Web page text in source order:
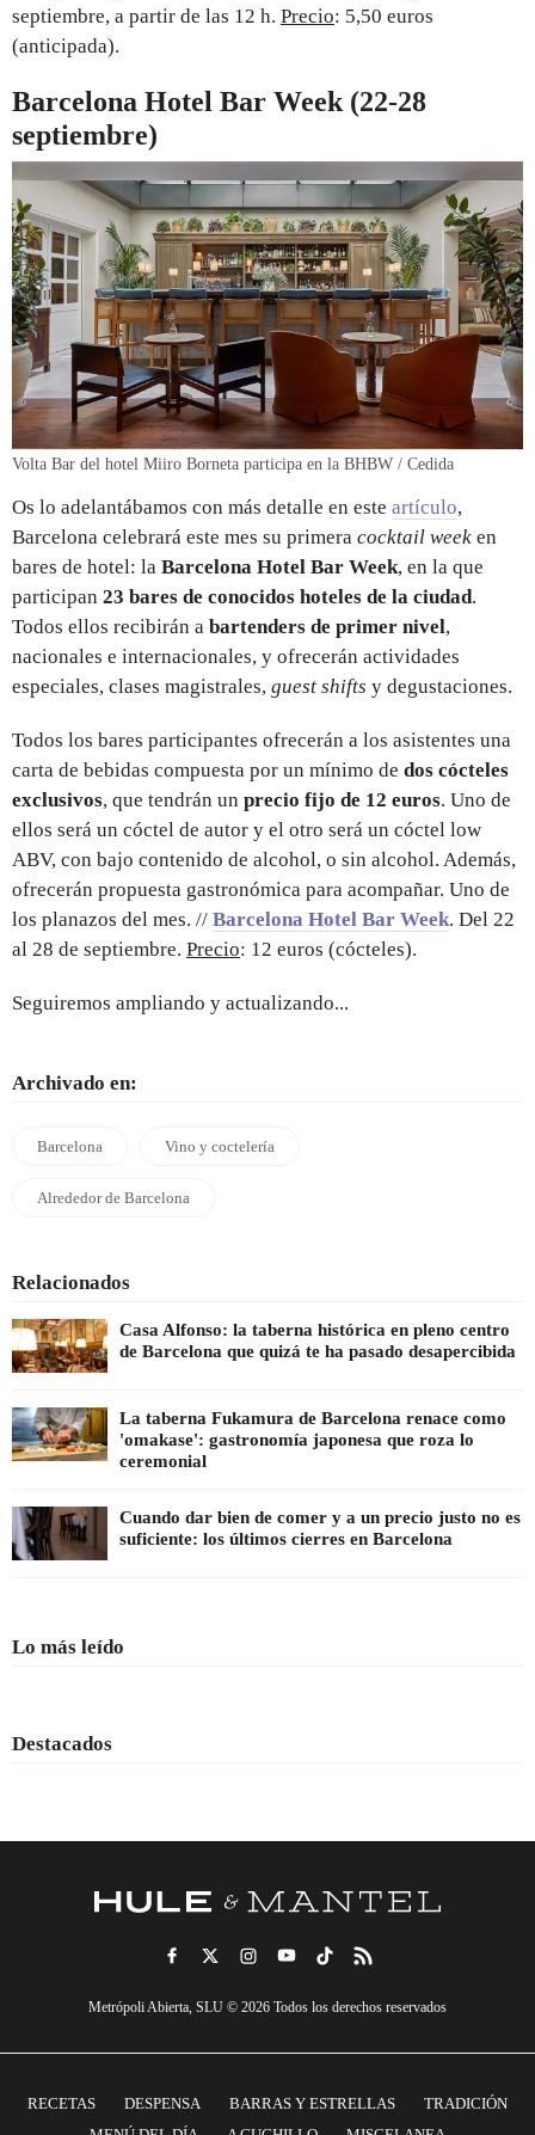
septiembre, a partir de las 12 h. Precio: 5,50 euros
(anticipada).
Barcelona Hotel Bar Week (22-28
septiembre)
Volta Bar del hotel Miiro Borneta participa en la BHBW / Cedida
Os lo adelantábamos con más detalle en este artículo,
Barcelona celebrará este mes su primera cocktail week en
bares de hotel: la Barcelona Hotel Bar Week, en la que
participan 23 bares de conocidos hoteles de la ciudad.
Todos ellos recibirán a bartenders de primer nivel,
nacionales e internacionales, y ofrecerán actividades
especiales, clases magistrales, guest shifts y degustaciones.
Todos los bares participantes ofrecerán a los asistentes una
carta de bebidas compuesta por un mínimo de dos cócteles
exclusivos, que tendrán un precio fijo de 12 euros. Uno de
ellos será un cóctel de autor y el otro será un cóctel low
ABV, con bajo contenido de alcohol, o sin alcohol. Además,
ofrecerán propuesta gastronómica para acompañar. Uno de
los planazos del mes. // Barcelona Hotel Bar Week. Del 22
al 28 de septiembre. Precio: 12 euros (cócteles).
Seguiremos ampliando y actualizando...
Archivado en:
Barcelona Vino y coctelería
Alrededor de Barcelona
Relacionados
Casa Alfonso: la taberna histórica en pleno centro
de Barcelona que quizá te ha pasado desapercibida
La taberna Fukamura de Barcelona renace como
'omakase': gastronomía japonesa que roza lo
ceremonial
Cuando dar bien de comer y a un precio justo no es
suficiente: los últimos cierres en Barcelona
Lo más leído
Destacados
Metrópoli Abierta, SLU © 2026 Todos los derechos reservados
RECETAS DESPENSA BARRAS Y ESTRELLAS
TRADICIÓN